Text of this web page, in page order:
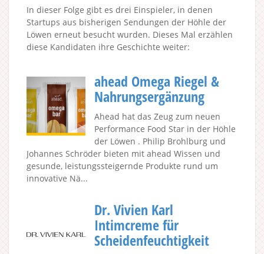
In dieser Folge gibt es drei Einspieler, in denen
Startups aus bisherigen Sendungen der Höhle der
Löwen erneut besucht wurden. Dieses Mal erzählen
diese Kandidaten ihre Geschichte weiter:
ahead Omega Riegel &
Nahrungsergänzung
Ahead hat das Zeug zum neuen
Performance Food Star in der Höhle
der Löwen . Philip Brohlburg und
Johannes Schröder bieten mit ahead Wissen und
gesunde, leistungssteigernde Produkte rund um
innovative Nä...
Dr. Vivien Karl
Intimcreme für
Scheidenfeuchtigkeit